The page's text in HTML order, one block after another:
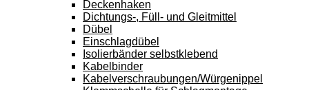
Deckenhaken
Dichtungs-, Füll- und Gleitmittel
Dübel
Einschlagdübel
Isolierbänder selbstklebend
Kabelbinder
Kabelverschraubungen/Würgenippel